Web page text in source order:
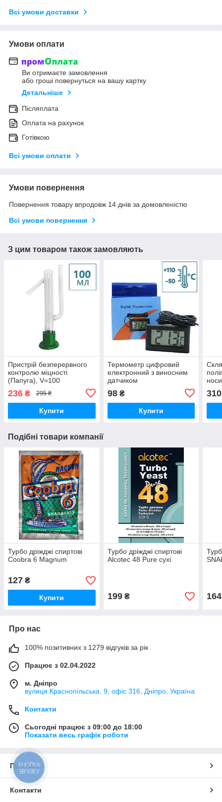
Всі умови доставки
Умови оплати
Ви отримаєте замовлення
або гроші повернуться на вашу картку
Детальніше
Післяплата
Оплата на рахунок
Готівкою
Всі умови оплати
Умови повернення
Повернення товару впродовж 14 днів за домовленістю
Всі умови повернення
З цим товаром також замовляють
Пристрій безперервного
контролю міцності
(Папуга), V=100
236 ₴ 295 ₴
Купити
Термометр цифровий
електронний з виносним
датчиком
98₴
Купити
310
Подібні товари компанії
Турбо дріжджі спиртові
Coobra 6 Magnum
127 ₴
Купити
Турбо дріжджі спиртові
Alcotec 48 Pure сухі
199₴ 164
Про нас
100% позитивних з 1279 відгуків за рік
Працює з 02.04.2022
м. Дніпро
вулиця Краснопільська, 9, офіс 316, Дніпро, Україна
Контакти
Сьогодні працює з 09:00 до 18:00
Показати весь графік роботи
Про нас
Контакти
КНОПКА
ЗВ'ЯЗКУ